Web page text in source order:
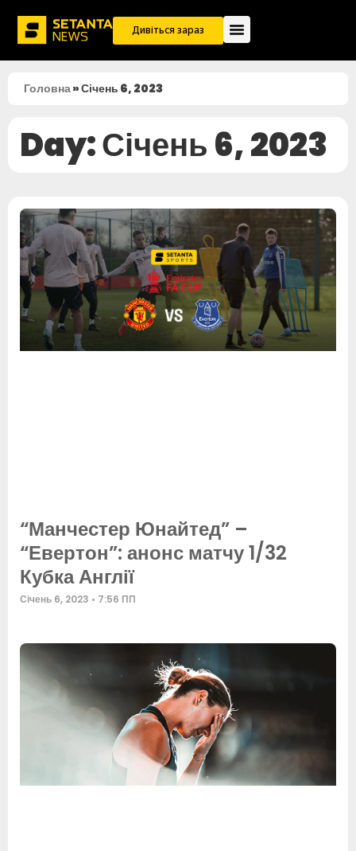
Дивіться зараз
Головна»Січень 6, 2023
Day: Січень 6, 2023
“Манчестер Юнайтед” –
“Евертон”: анонс матчу 1/32
Кубка Англії
Січень 6, 2023 7:56 ПП